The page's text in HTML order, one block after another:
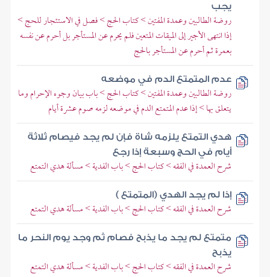
يجب
روضة الطالبين وعمدة المفتين > كتاب الحج > فصل في الاستئجار للحج >
إذا انتهى الأجير إلى الميقات المتعين فلم يحرم عن المستأجر بل أحرم عن نفسه
بعمرة ثم أحرم عن المستأجر بالحج
عدم المتمتع الدم في موضعه
روضة الطالبين وعمدة المفتين > كتاب الحج > باب بيان وجوه الإحرام وما
يتعلق بها > إذا عدم المتمتع الدم في موضعه لزمه صوم عشرة أيام
هدي التمتع يلزمه شاة فإن لم يجد فيصام ثلاثة
أيام في الحج وسبعة إذا رجع
شرح العمدة في الفقه > كتاب الحج > باب الفدية > مسألة هدي التمتع
إذا لم يجد الهدي (المتمتع )
شرح العمدة في الفقه > كتاب الحج > باب الفدية > مسألة هدي التمتع
متمتع لم يجد ما يذبح فصام ثم وجد يوم النحر ما
يذبح
شرح العمدة في الفقه > كتاب الحج > باب الفدية > مسألة هدي التمتع